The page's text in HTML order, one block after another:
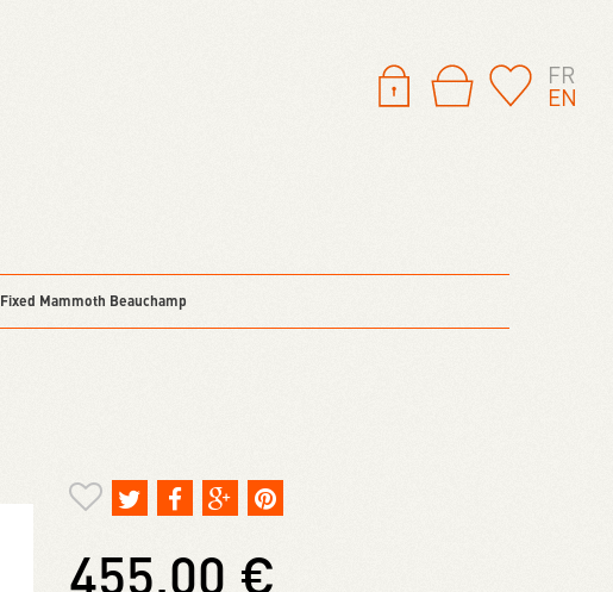
FR
EN
Fixed Mammoth Beauchamp
455,00 €